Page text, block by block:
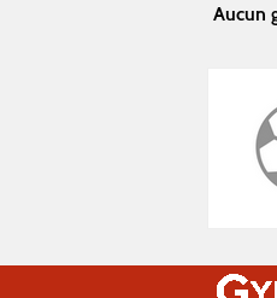
Aucun